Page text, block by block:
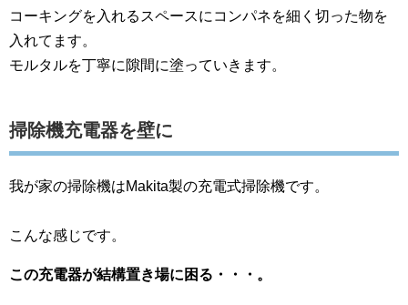
コーキングを入れるスペースにコンパネを細く切った物を
入れてます。
モルタルを丁寧に隙間に塗っていきます。
掃除機充電器を壁に
我が家の掃除機はMakita製の充電式掃除機です。
こんな感じです。
この充電器が結構置き場に困る・・・。